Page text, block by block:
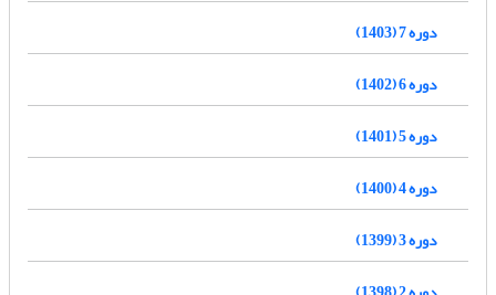
دوره 7 (1403)
دوره 6 (1402)
دوره 5 (1401)
دوره 4 (1400)
دوره 3 (1399)